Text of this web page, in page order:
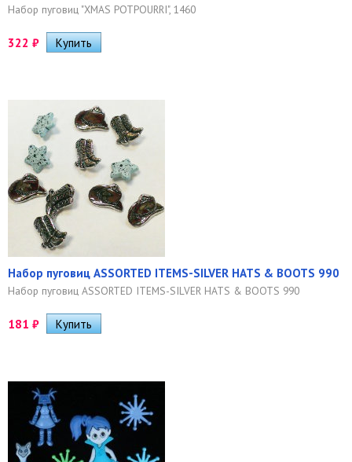
Набор пуговиц "XMAS POTPOURRI", 1460
322 ₽
Набор пуговиц ASSORTED ITEMS-SILVER HATS & BOOTS 990
Набор пуговиц ASSORTED ITEMS-SILVER HATS & BOOTS 990
181 ₽